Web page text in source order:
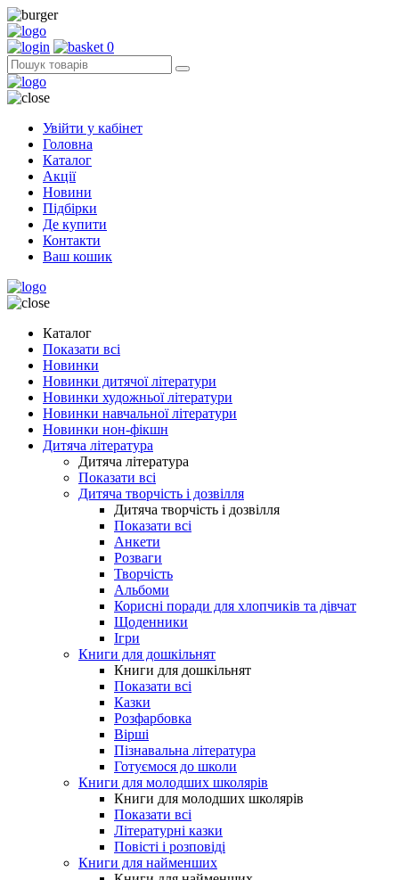
0
Увійти у кабінет
Головна
Каталог
Акції
Новини
Підбірки
Де купити
Контакти
Ваш кошик
Каталог
Показати всі
Новинки
Новинки дитячої літератури
Новинки художньої літератури
Новинки навчальної літератури
Новинки нон-фікшн
Дитяча література
Дитяча література
Показати всі
Дитяча творчість і дозвілля
Дитяча творчість і дозвілля
Показати всі
Анкети
Розваги
Творчість
Альбоми
Корисні поради для хлопчиків та дівчат
Щоденники
Ігри
Книги для дошкільнят
Книги для дошкільнят
Показати всі
Казки
Розфарбовка
Вірші
Пізнавальна література
Готуємося до школи
Книги для молодших школярів
Книги для молодших школярів
Показати всі
Літературні казки
Повісті і розповіді
Книги для найменших